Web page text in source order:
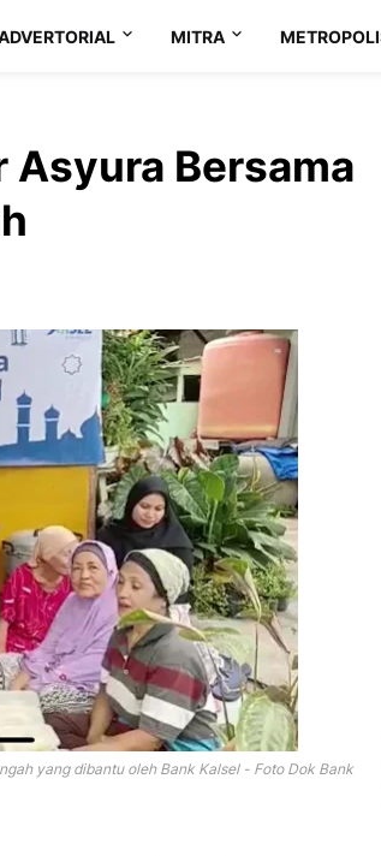
MITRA
Asyura Bersama
yang dibantu oleh Bank Kalsel - Foto Dok Bank